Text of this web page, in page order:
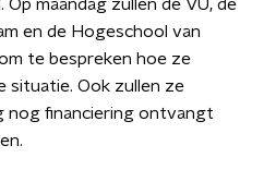
maandag zullen de VU, de
en de Hogeschool van
te bespreken hoe ze
situatie. Ook zullen ze
nog financiering ontvangt